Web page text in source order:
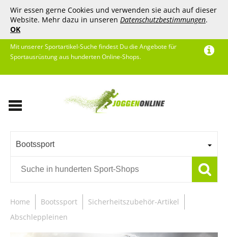
Wir essen gerne Cookies und verwenden sie auch auf dieser
Website. Mehr dazu in unseren Datenschutzbestimmungen.
OK
Mit unserer Sportartikel-Suche findest Du die Angebote für
Sportausrüstung aus hunderten Online-Shops.
Bootssport
Home Bootssport
Sicherheitszubehör-Artikel
Abschleppleinen